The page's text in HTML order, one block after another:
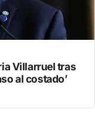
Villarruel tras
al costado’